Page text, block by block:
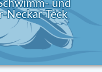
und
Neckar-Teck